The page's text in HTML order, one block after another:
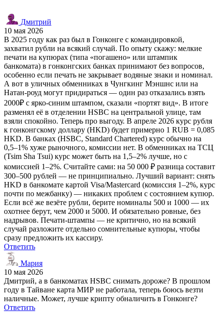
Дмитрий
10 мая 2026
В 2025 году как раз был в Гонконге с командировкой,
захватил рубли на всякий случай. По опыту скажу: мелкие
печати на купюрах (типа «погашено» или штампик
банкомата) в гонконгских банках принимают без вопросов,
особенно если печать не закрывает водяные знаки и номинал.
А вот в уличных обменниках в Чунгкинг Мэншнс или на
Натан-роуд могут придираться — один раз отказались взять
2000₽ с ярко-синим штампом, сказали «портят вид». В итоге
разменял её в отделении HSBC на центральной улице, там
взяли спокойно. Теперь про выгоду. В апреле 2026 курс рубля
к гонконгскому доллару (HKD) будет примерно 1 RUB = 0,085
HKD. В банках (HSBC, Standard Chartered) курс обычно на
0,5–1% хуже рыночного, комиссии нет. В обменниках на ТСЦ
(Tsim Sha Tsui) курс может быть на 1,5–2% лучше, но с
комиссией 1–2%. Считайте сами: на 50 000 ₽ разница составит
300–500 рублей — не принципиально. Лучший вариант: снять
HKD в банкомате картой Visa/Mastercard (комиссия 1–2%, курс
почти по межбанку) — никаких проблем с состоянием купюр.
Если всё же везёте рубли, берите номиналы 500 и 1000 — их
охотнее берут, чем 2000 и 5000. И обязательно ровные, без
надрывов. Печати-штампы — не критично, но на всякий
случай разложите отдельно сомнительные купюры, чтобы
сразу предложить их кассиру.
Ответить
Мария
10 мая 2026
Дмитрий, а в банкоматах HSBC снимать дороже? В прошлом
году в Тайване карта МИР не работала, теперь боюсь везти
наличные. Может, лучше крипту обналичить в Гонконге?
Ответить